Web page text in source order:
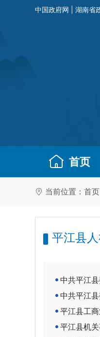
中国政府网 湖南省
首页
当前位置： 首页
平江县
中共平江
中共平江
平江县工
平江县机